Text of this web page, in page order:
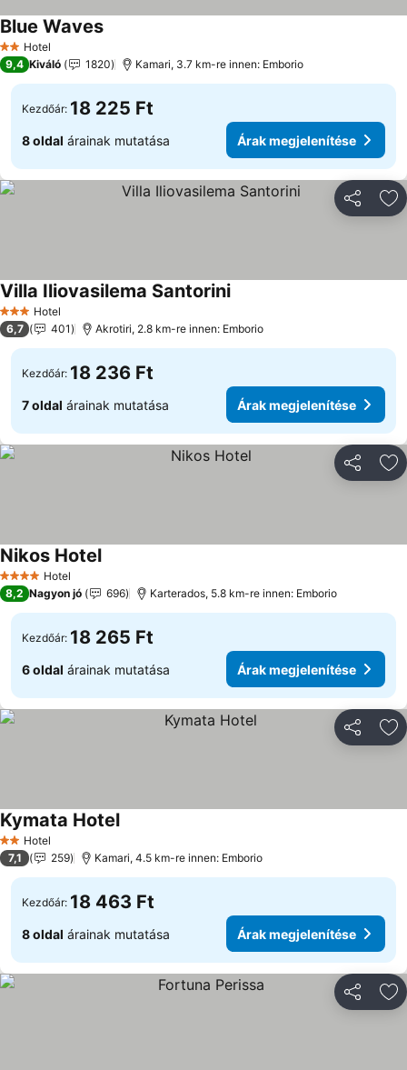
2 Kategória
Hotel
Blue Waves
9,4 Kiváló 1820 Kamari, 3.7 km-re innen: Emborio
Kezdőár: 18 225 Ft
8 oldal árainak mutatása Árak megjelenítése
3 Kategória
Hotel
Villa Iliovasilema Santorini
6,7 401 Akrotiri, 2.8 km-re innen: Emborio
Kezdőár: 18 236 Ft
7 oldal árainak mutatása Árak megjelenítése
4 KategóriaHotel
Nikos Hotel
8,2 Nagyon jó 696 Karterados, 5.8 km-re innen: Emborio
Kezdőár: 18 265 Ft
6 oldal árainak mutatása Árak megjelenítése
2 Kategória
Hotel
Kymata Hotel
7,1 259 Kamari, 4.5 km-re innen: Emborio
Kezdőár: 18 463 Ft
8 oldal árainak mutatása Árak megjelenítése